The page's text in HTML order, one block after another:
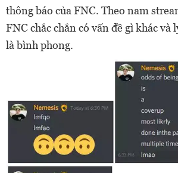
thông báo của FNC. Theo nam
FNC chắc chắn có vấn đề gì khác và
là bình phong.